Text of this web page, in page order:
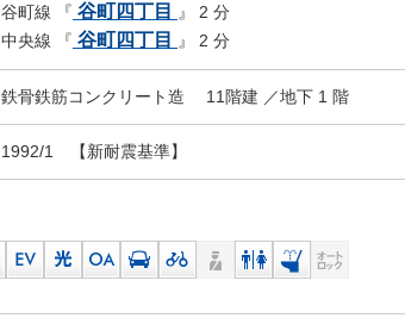
谷町線 『 谷町四丁目
』 2 分
中央線 『 谷町四丁目 』 2 分
鉄骨鉄筋コンクリート造 11階建 ／地下 1 階
1992/1 【新耐震基準】